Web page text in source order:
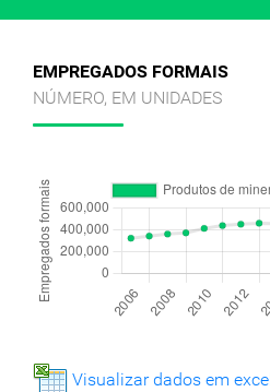
EMPREGADOS FORMAIS
NÚMERO, EM UNIDADES
Visualizar dados em excel